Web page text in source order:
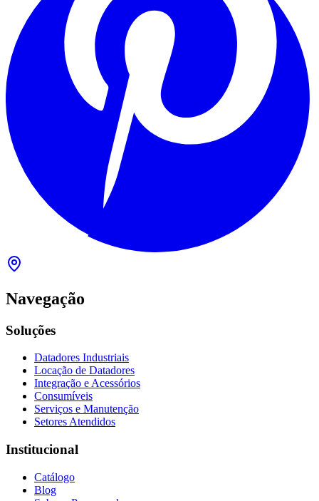
Navegação
Soluções
Datadores Industriais
Locação de Datadores
Integração e Acessórios
Consumíveis
Serviços e Manutenção
Setores Atendidos
Institucional
Catálogo
Blog